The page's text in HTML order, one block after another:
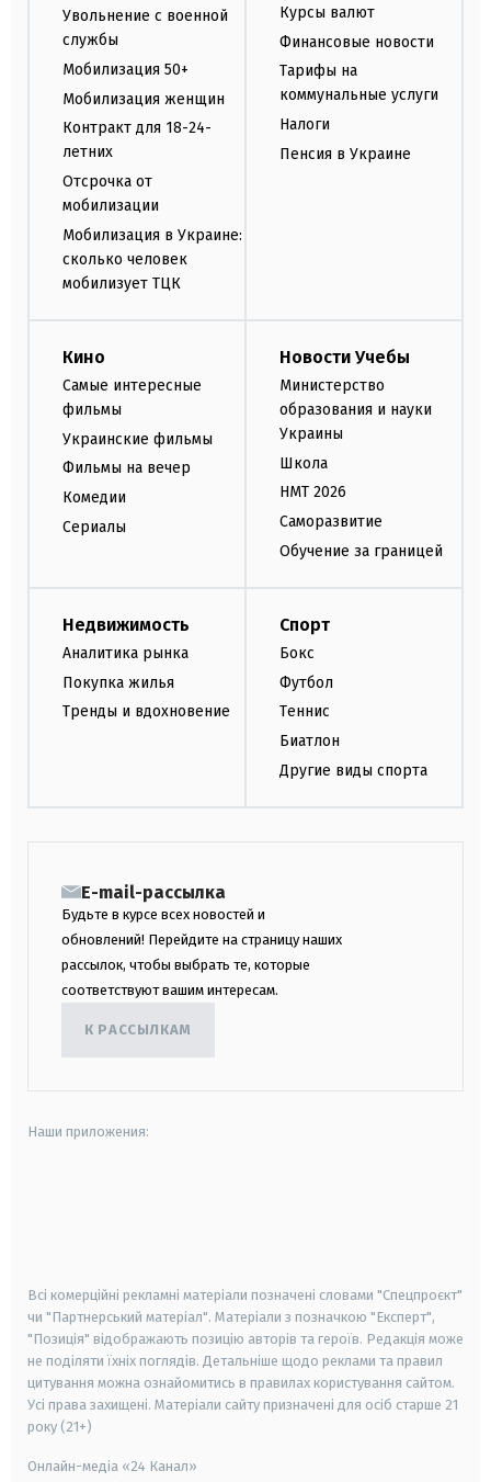
Увольнение с военной
службы
Мобилизация 50+
Мобилизация женщин
Контракт для 18-24-
летних
Отсрочка от
мобилизации
Мобилизация в Украине:
сколько человек
мобилизует ТЦК
Курсы валют
Финансовые новости
Тарифы на
коммунальные услуги
Налоги
Пенсия в Украине
Кино
Самые интересные
фильмы
Украинские фильмы
Фильмы на вечер
Комедии
Сериалы
Новости Учебы
Министерство
образования и науки
Украины
Школа
НМТ 2026
Саморазвитие
Обучение за границей
Недвижимость
Аналитика рынка
Покупка жилья
Тренды и вдохновение
Спорт
Бокс
Футбол
Теннис
Биатлон
Другие виды спорта
E-mail-рассылка
Будьте в курсе всех новостей и
обновлений! Перейдите на страницу наших
рассылок, чтобы выбрать те, которые
соответствуют вашим интересам.
К РАССЫЛКАМ
Наши приложения:
Всі комерційні рекламні матеріали позначені словами "Спецпроєкт"
чи "Партнерський матеріал". Матеріали з позначкою "Експерт",
"Позиція" відображають позицію авторів та героїв. Редакція може
не поділяти їхніх поглядів. Детальніше щодо реклами та правил
цитування можна ознайомитись в правилах користування сайтом.
Усі права захищені. Матеріали сайту призначені для осіб старше 21
року (21+)
Онлайн-медіа «24 Канал»